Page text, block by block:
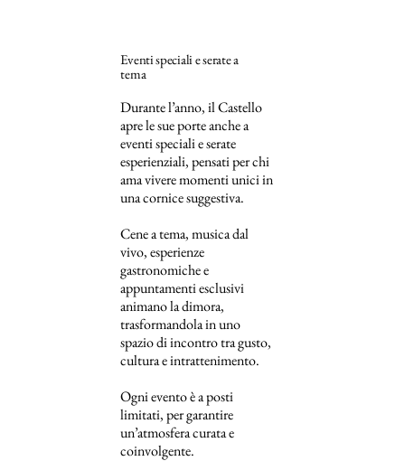
Eventi speciali e serate a
tema
Durante l’anno, il Castello
apre le sue porte anche a
eventi speciali e serate
esperienziali, pensati per chi
ama vivere momenti unici in
una cornice suggestiva.
Cene a tema, musica dal
vivo, esperienze
gastronomiche e
appuntamenti esclusivi
animano la dimora,
trasformandola in uno
spazio di incontro tra gusto,
cultura e intrattenimento.
Ogni evento è a posti
limitati, per garantire
un’atmosfera curata e
coinvolgente.